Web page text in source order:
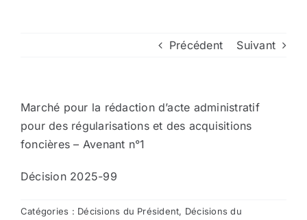
Nous contacter
Précédent Suivant
Marché pour la rédaction d’acte administratif
pour des régularisations et des acquisitions
foncières – Avenant n°1
Décision 2025-99
Catégories : Décisions du Président, Décisions du